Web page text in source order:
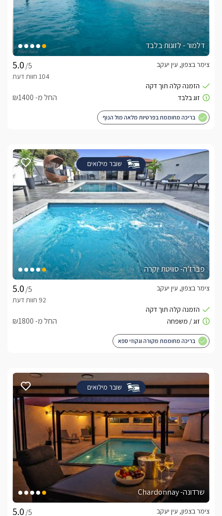
דלמור - לזוגות בלבד
/5
צימר בצפון, עין יעקב
החל מ- ₪1400
בריכה מחוממת בפרטיות מלאה מול הנוף
שובר מילואים
פברז’ה- סוויטת יוקרה
/5
צימר בצפון, עין יעקב
החל מ- ₪1800
בריכה מחוממת מקורה וגקוזי ספא
שובר מילואים
שרדונה- Chardonnay
/5
צימר בצפון, עין יעקב